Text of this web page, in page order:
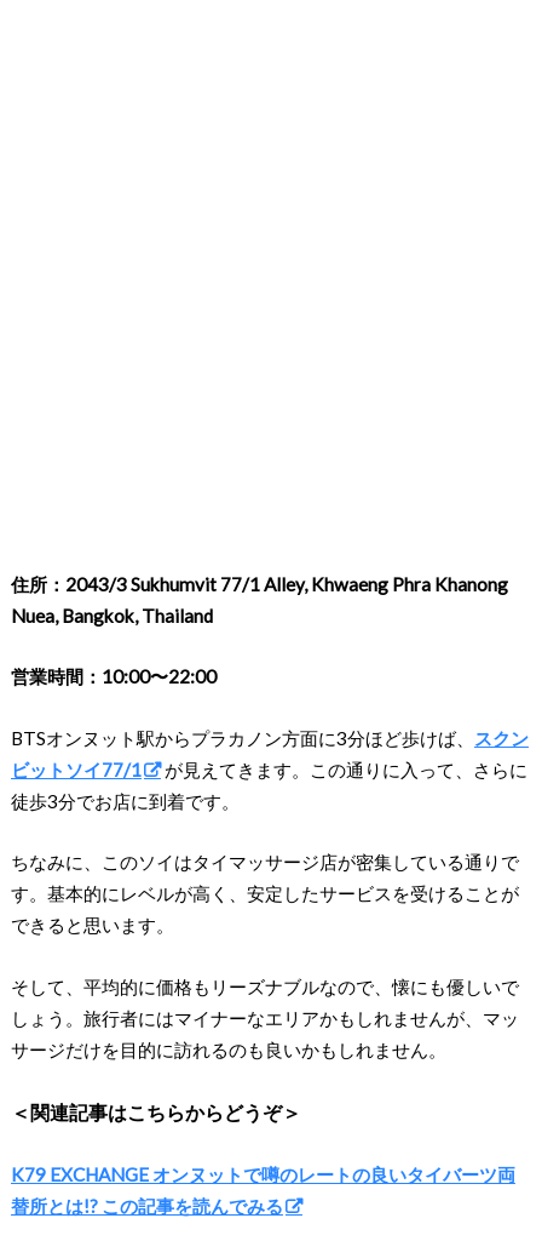
住所：2043/3 Sukhumvit 77/1 Alley, Khwaeng Phra Khanong
Nuea, Bangkok, Thailand
営業時間：10:00〜22:00
BTSオンヌット駅からプラカノン方面に3分ほど歩けば、
スクン
ビットソイ77/1
が見えてきます。この通りに入って、さらに
徒歩3分でお店に到着です。
ちなみに、このソイはタイマッサージ店が密集している通りで
す。基本的にレベルが高く、安定したサービスを受けることが
できると思います。
そして、平均的に価格もリーズナブルなので、懐にも優しいで
しょう。旅行者にはマイナーなエリアかもしれませんが、マッ
サージだけを目的に訪れるのも良いかもしれません。
＜関連記事はこちらからどうぞ＞
K79 EXCHANGE オンヌットで噂のレートの良いタイバーツ両
替所とは!? この記事を読んでみる